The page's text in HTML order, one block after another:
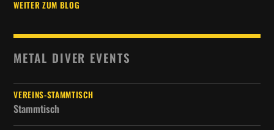
WEITER ZUM BLOG
METAL DIVER EVENTS
VEREINS-STAMMTISCH
Stammtisch